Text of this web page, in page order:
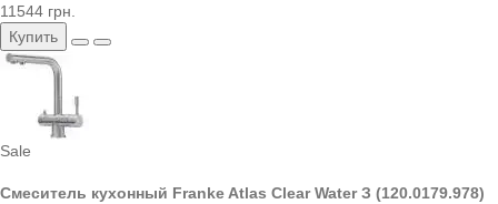
11544 грн.
Купить
Sale
Смеситель кухонный Franke Atlas Clear Water З (120.0179.978)